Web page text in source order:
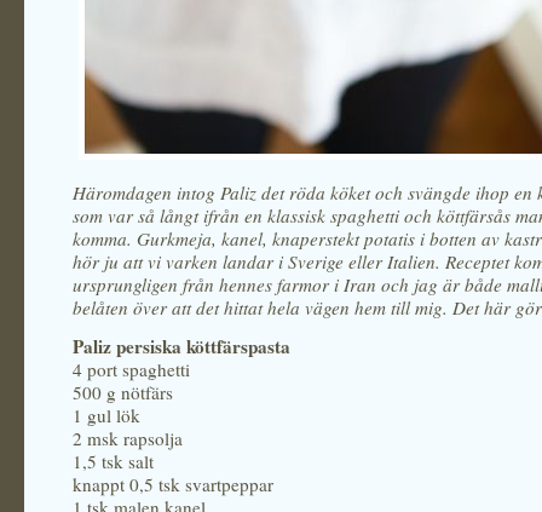
Häromdagen intog Paliz det röda köket och svängde ihop en
som var så långt ifrån en klassisk spaghetti och köttfärsås
komma. Gurkmeja, kanel, knaperstekt potatis i botten av
hör ju att vi varken landar i Sverige eller Italien. Receptet
ursprungligen från hennes farmor i Iran och jag är både
belåten över att det hittat hela vägen hem till mig. Det här
Paliz persiska köttfärspasta
4 port spaghetti
500 g nötfärs
1 gul lök
2 msk rapsolja
1,5 tsk salt
knappt 0,5 tsk svartpeppar
1 tsk malen kanel